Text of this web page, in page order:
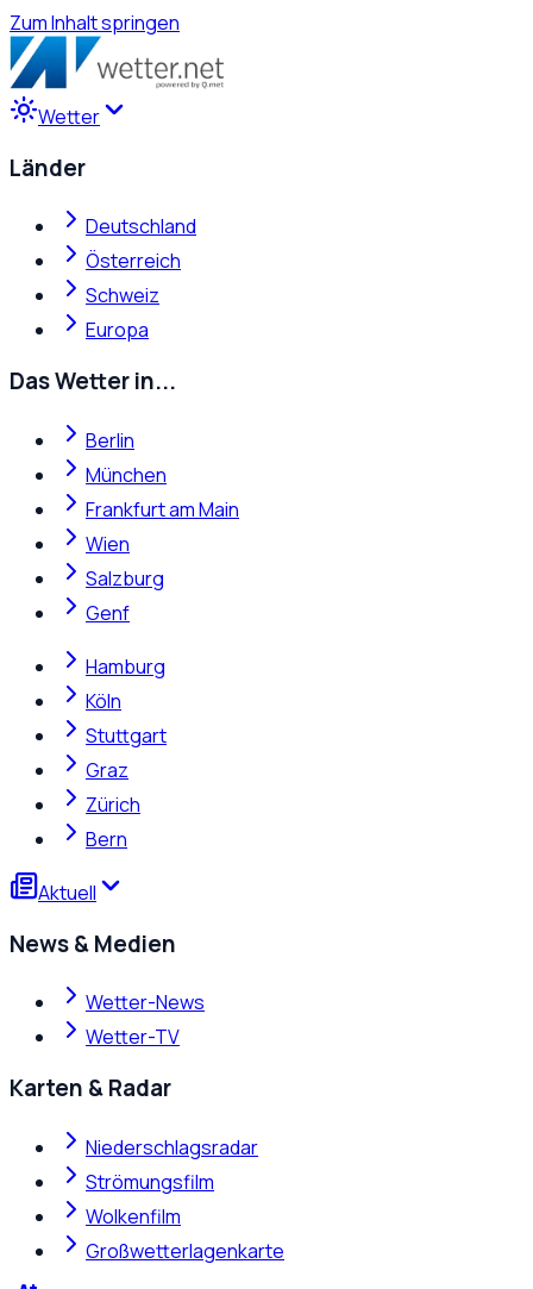
Zum Inhalt springen
Wetter
Länder
Deutschland
Österreich
Schweiz
Europa
Das Wetter in...
Berlin
München
Frankfurt am Main
Wien
Salzburg
Genf
Hamburg
Köln
Stuttgart
Graz
Zürich
Bern
Aktuell
News & Medien
Wetter-News
Wetter-TV
Karten & Radar
Niederschlagsradar
Strömungsfilm
Wolkenfilm
Großwetterlagenkarte